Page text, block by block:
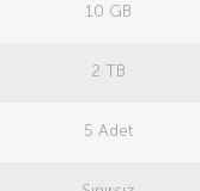
10 GB
2 TB
5 Adet